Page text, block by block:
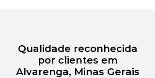
Qualidade reconhecida
por clientes em
Alvarenga, Minas Gerais